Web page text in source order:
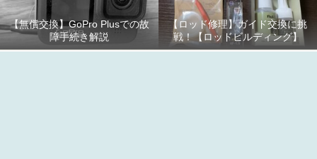
【無償交換】GoPro Plusでの故
障手続き解説
【ロッド修理】ガイド交換に挑
戦！【ロッドビルディング】